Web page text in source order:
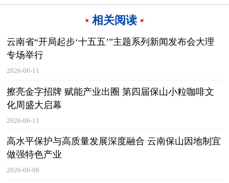
相关阅读
云南省“开局起步‘十五五’”主题系列新闻发布会大理
专场举行
2026-06-11
擦亮金字招牌 赋能产业出圈 第四届保山小粒咖啡文
化周盛大启幕
2026-06-11
高水平保护与高质量发展深度融合 云南保山因地制宜
做强特色产业
2026-06-08